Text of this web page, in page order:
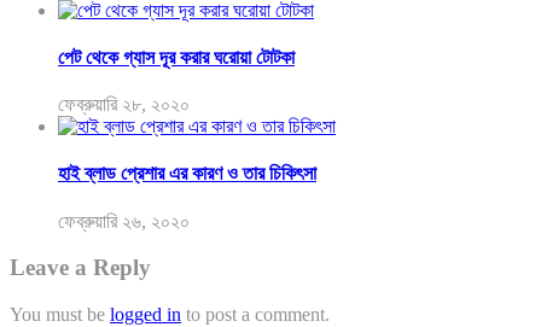
পেট থেকে গ্যাস দূর করার ঘরোয়া টোটকা
ফেব্রুয়ারি ২৮, ২০২০
হাই ব্লাড প্রেশার এর কারণ ও তার চিকিৎসা
ফেব্রুয়ারি ২৬, ২০২০
Leave a Reply
You must be logged in to post a comment.